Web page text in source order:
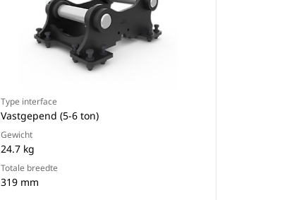
Type interface
Vastgepend (5-6 ton)
Gewicht
24.7 kg
Totale breedte
319 mm